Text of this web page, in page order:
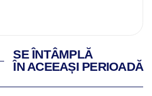
SE ÎNTÂMPLĂ
ÎN ACEEAȘI PERIOADĂ